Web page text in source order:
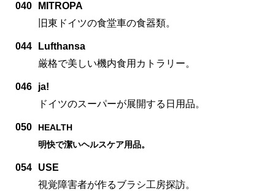
040
MITROPA
旧東ドイツの食堂車の食器類。
044
Lufthansa
厳格で美しい機内食用カトラリー。
046
ja!
ドイツのスーパーが展開する日用品。
050
HEALTH
明快で潔いヘルスケア用品。
054
USE
視覚障害者が作るブラシ工房探訪。